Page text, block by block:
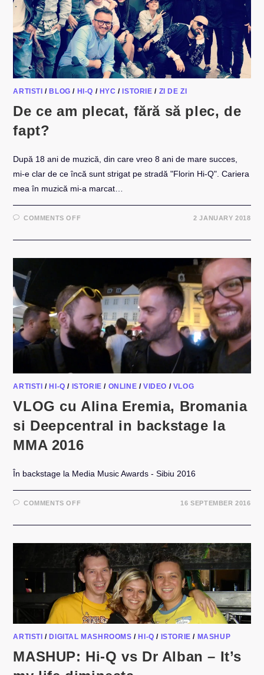
ARTISTI /BLOG / HI-Q / HYC /ISTORIE / ZI DE ZI
De ce am plecat, fără să plec, de
fapt?
După 18 ani de muzică, din care vreo 8 ani de mare succes,
mi-e clar de ce încă sunt strigat pe stradă "Florin Hi-Q". Cariera
mea în muzică mi-a marcat…
COMMENTS OFFON
AM
FAPT?
2 JANUARY 2018
ARTISTI / HI-Q / ISTORIE / ONLINE /VIDEO / VLOG
VLOG cu Alina Eremia, Bromania
si Deepcentral in backstage la
MMA 2016
În backstage la Media Music Awards - Sibiu 2016
COMMENTS OFFON
ALINA
BROMANIA
SI
DEEPCENTRAL
IN
BACKSTAGE
LA
MMA
2016
16 SEPTEMBER 2016
ARTISTI /DIGITAL MASHROOMS /HI-Q / ISTORIE / MASHUP
MASHUP: Hi-Q vs Dr Alban – It’s